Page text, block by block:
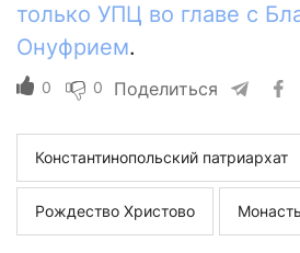
только УПЦ во главе с
Онуфрием.
0 0 Поделиться
Константинопольский патриархат
Рождество Христово